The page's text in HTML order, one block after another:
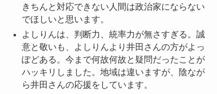
きちんと対応できない人間は政治家にならない
でほしいと思います。
よしりんは、判断力、統率力が無さすぎる。誠
意と敬いも、よしりんより井田さんの方がよっ
ぽどある。今まで何故何故と疑問だったことが
ハッキリしました。地域は違いますが、陰なが
ら井田さんの応援をしています。